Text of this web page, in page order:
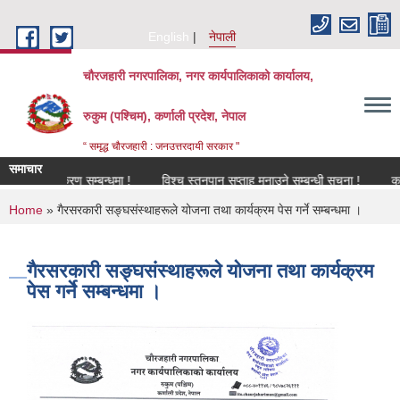
English
नेपाली
चौरजहारी नगरपालिका, नगर कार्यपालिकाको कार्यालय,
रुकुम (पश्चिम), कर्णाली प्रदेश, नेपाल
“ समृद्ध चौरजहारी : जनउत्तरदायी सरकार "
समाचार
नविकरण सम्बन्धमा !
विश्च स्तनपान सप्ताह मनाउने सम्बन्धी सूचना !
You are here
Home » गैरसरकारी सङ्घसंस्थाहरूले योजना तथा कार्यक्रम पेस गर्ने सम्बन्धमा ।
गैरसरकारी सङ्घसंस्थाहरूले योजना तथा कार्यक्रम
पेस गर्ने सम्बन्धमा ।